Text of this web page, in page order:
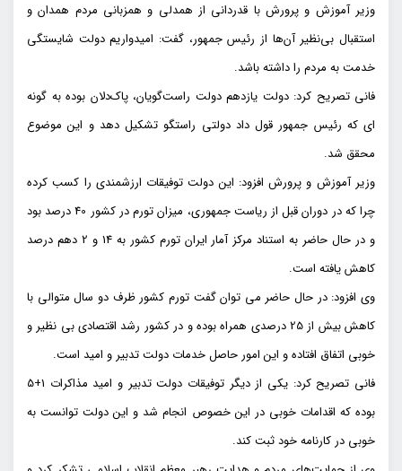
وزیر آموزش و پرورش با قدردانی از همدلی و همزبانی مردم همدان و
استقبال بی‌نظیر آن‌ها از رئیس جمهور، گفت: امیدواریم دولت شایستگی
خدمت به مردم را داشته باشد.
فانی تصریح کرد: دولت یازدهم دولت راست‌گویان، پاک‌دلان بوده به گونه
ای که رئیس جمهور قول داد دولتی راستگو تشکیل دهد و این موضوع
محقق شد.
وزیر آموزش و پرورش افزود: این دولت توفیقات ارزشمندی را کسب کرده
چرا که در دوران قبل از ریاست جمهوری، میزان تورم در کشور 40 درصد بود
و در حال حاضر به استناد مرکز آمار ایران تورم کشور به 14 و 2 دهم درصد
کاهش یافته است.
وی افزود: در حال حاضر می توان گفت تورم کشور ظرف دو سال متوالی با
کاهش بیش از 25 درصدی همراه بوده و در کشور رشد اقتصادی بی نظیر و
خوبی اتفاق افتاده و این امور حاصل خدمات دولت تدبیر و امید است.
فانی تصریح کرد: یکی از دیگر توفیقات دولت تدبیر و امید مذاکرات 1+5
بوده که اقدامات خوبی در این خصوص انجام شد و این دولت توانست به
خوبی در کارنامه خود ثبت کند.